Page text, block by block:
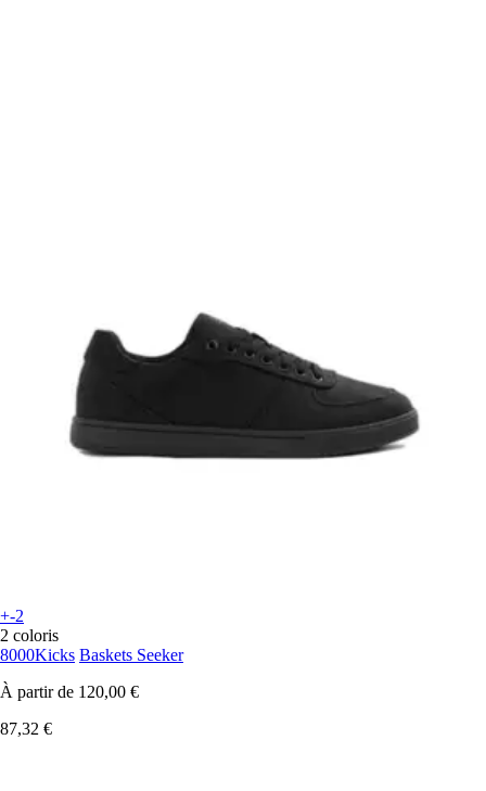
+-2
2 coloris
8000Kicks Baskets Seeker
À partir de 120,00 €
87,32 €